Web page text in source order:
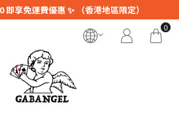
即享免運費優惠 ✨ （香港地區限定）
0